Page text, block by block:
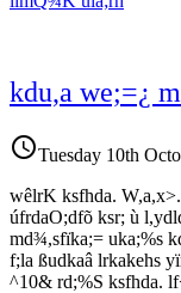
kdu,a we;=¿
access_timeTuesday 10th
wêlrK ksfhda.
úfrdaO;dfõ ksr; ù
md¾,sfïka;= uka;%s
f;la ßudkaâ lrkakehs
^10& rd;%S ksfhda.